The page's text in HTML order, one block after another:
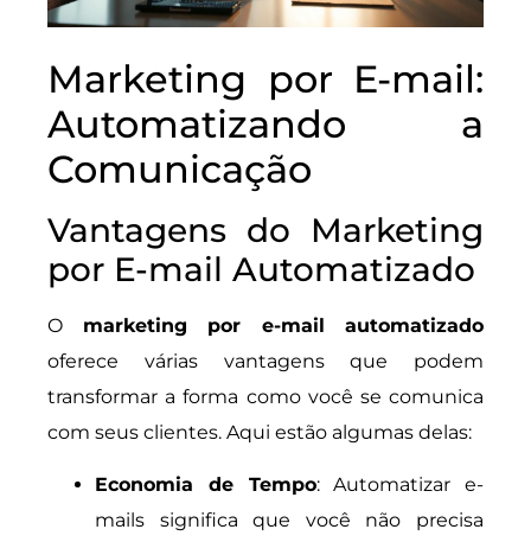
Marketing por E-mail:
Automatizando a
Comunicação
Vantagens do Marketing
por E-mail Automatizado
O marketing por e-mail automatizado
oferece várias vantagens que podem
transformar a forma como você se comunica
com seus clientes. Aqui estão algumas delas:
Economia de Tempo: Automatizar e-
mails significa que você não precisa